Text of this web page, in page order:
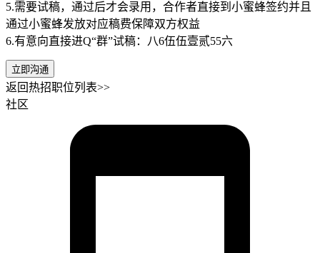
5.需要试稿，通过后才会录用，合作者直接到小蜜蜂签约并且
通过小蜜蜂发放对应稿费保障双方权益
6.有意向直接进Q“群”试稿：八6伍伍壹贰55六
立即沟通
返回热招职位列表>>
社区